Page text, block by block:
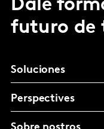
Dale
futuro de
Soluciones
Perspectives